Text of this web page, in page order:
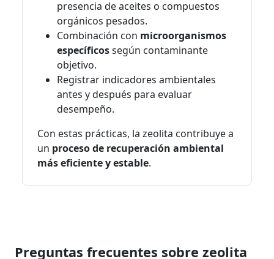
presencia de aceites o compuestos
orgánicos pesados.
Combinación con microorganismos
específicossegún contaminante
objetivo.
Registrar indicadores ambientales
antes y después para evaluar
desempeño.
Con estas prácticas, la zeolita contribuye a
un proceso de recuperación ambiental
más eficiente y estable.
Preguntas frecuentes sobre zeolita